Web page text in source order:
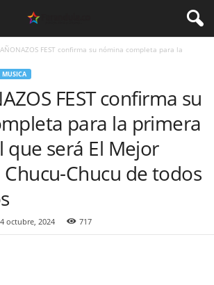
FEST confirma su nómina completa para la
MUSICA
FEST confirma su
para la primera
que será El Mejor
Chucu-Chucu de todos
4 octubre, 2024 717